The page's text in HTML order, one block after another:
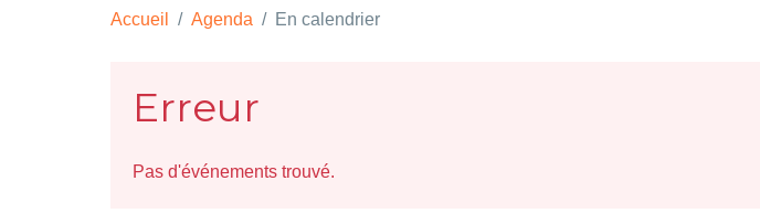
Accueil Agenda En calendrier
Erreur
Pas d'événements trouvé.